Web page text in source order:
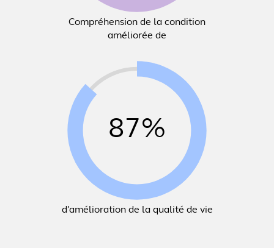
Compréhension de la condition
améliorée de
87%
d’amélioration de la qualité de vie